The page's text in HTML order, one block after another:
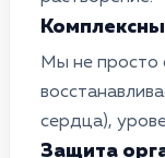
Мы не просто
сердца),
Защита